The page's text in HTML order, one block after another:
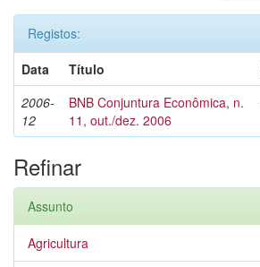
Registos:
Data
Título
2006-
12
BNB Conjuntura Econômica, n.
11, out./dez. 2006
Refinar
Assunto
Agricultura